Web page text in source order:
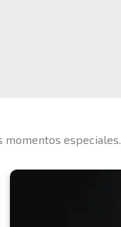
momentos especiales.